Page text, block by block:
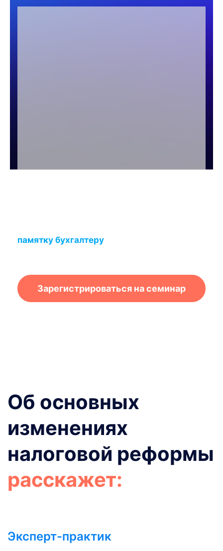
памятку бухгалтеру
Зарегистрироваться на семинар
Об основных
изменениях
налоговой реформы
расскажет:
Эксперт-практик